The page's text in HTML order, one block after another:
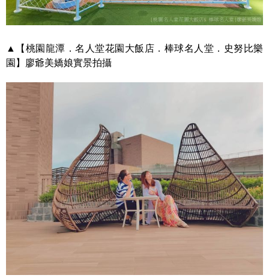
▲【桃園龍潭．名人堂花園大飯店．棒球名人堂．史努比樂
園】廖爺美嬌娘實景拍攝